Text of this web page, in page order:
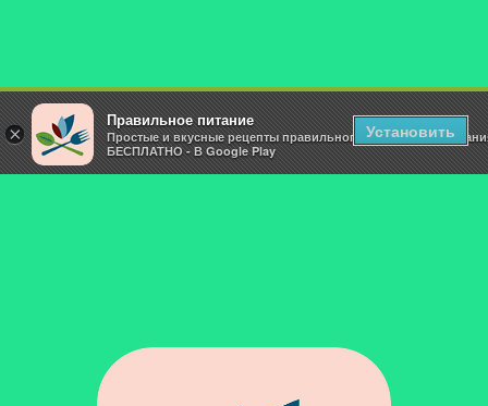
×
Правильное питание
Простые и вкусные рецепты правильного и здорового
БЕСПЛАТНО - В Google Play
Установить